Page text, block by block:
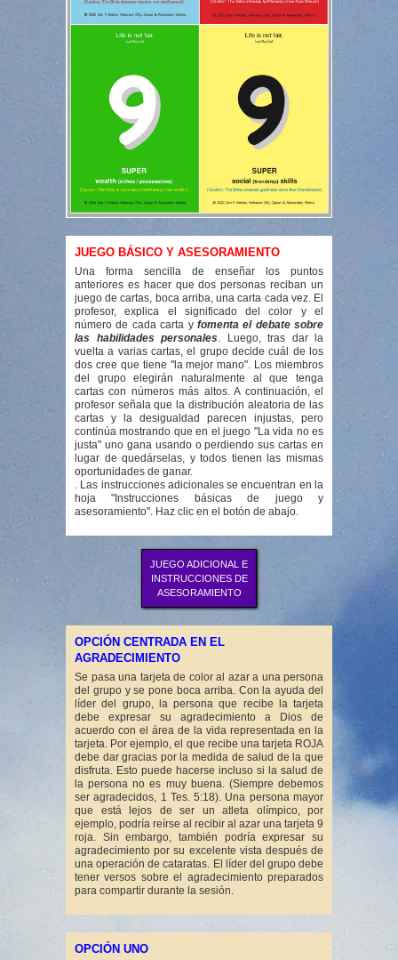
JUEGO BÁSICO Y ASESORAMIENTO
Una forma sencilla de enseñar los puntos
anteriores es hacer que dos personas reciban un
juego de cartas, boca arriba, una carta cada vez. El
profesor, explica el significado del color y el
número de cada carta y fomenta el debate sobre
las habilidades personales. Luego, tras dar la
vuelta a varias cartas, el grupo decide cuál de los
dos cree que tiene "la mejor mano". Los miembros
del grupo elegirán naturalmente al que tenga
cartas con números más altos. A continuación, el
profesor señala que la distribución aleatoria de las
cartas y la desigualdad parecen injustas, pero
continúa mostrando que en el juego "La vida no es
justa" uno gana usando o perdiendo sus cartas en
lugar de quedárselas, y todos tienen las mismas
oportunidades de ganar.
. Las instrucciones adicionales se encuentran en la
hoja "Instrucciones básicas de juego y
asesoramiento". Haz clic en el botón de abajo.
JUEGO ADICIONAL E
INSTRUCCIONES DE
ASESORAMIENTO
OPCIÓN CENTRADA EN EL
AGRADECIMIENTO
Se pasa una tarjeta de color al azar a una persona
del grupo y se pone boca arriba. Con la ayuda del
líder del grupo, la persona que recibe la tarjeta
debe expresar su agradecimiento a Dios de
acuerdo con el área de la vida representada en la
tarjeta. Por ejemplo, el que recibe una tarjeta ROJA
debe dar gracias por la medida de salud de la que
disfruta. Esto puede hacerse incluso si la salud de
la persona no es muy buena. (Siempre debemos
ser agradecidos, 1 Tes. 5:18). Una persona mayor
que está lejos de ser un atleta olímpico, por
ejemplo, podría reírse al recibir al azar una tarjeta 9
roja. Sin embargo, también podría expresar su
agradecimiento por su excelente vista después de
una operación de cataratas. El líder del grupo debe
tener versos sobre el agradecimiento preparados
para compartir durante la sesión.
OPCIÓN UNO